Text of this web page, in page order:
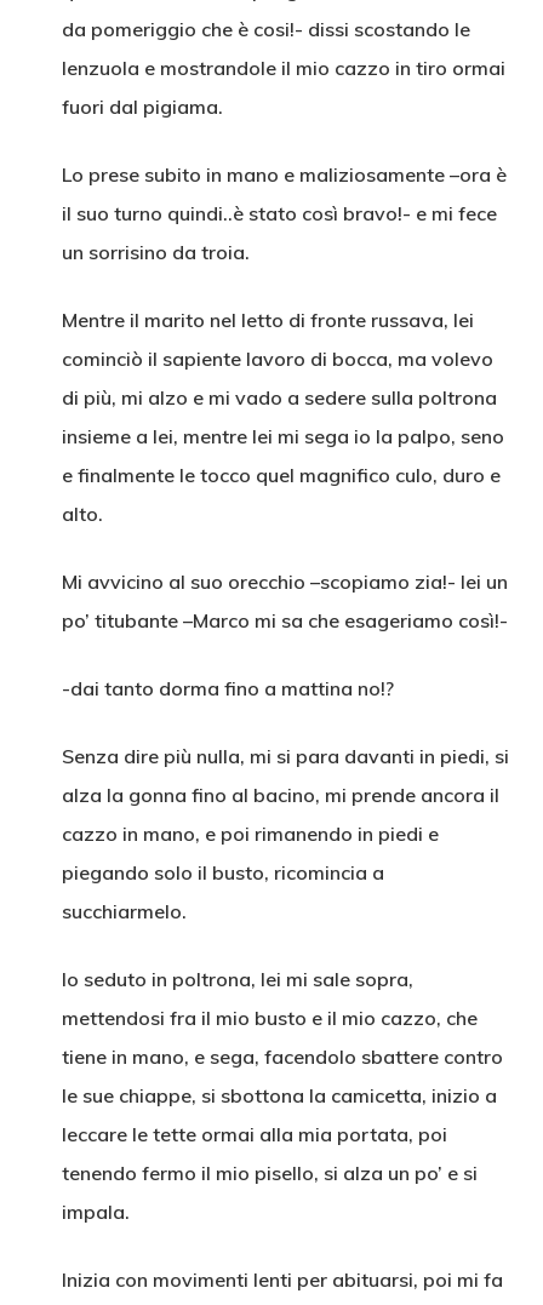
da pomeriggio che è cosi!- dissi scostando le
lenzuola e mostrandole il mio cazzo in tiro ormai
fuori dal pigiama.
Lo prese subito in mano e maliziosamente –ora è
il suo turno quindi..è stato così bravo!- e mi fece
un sorrisino da troia.
Mentre il marito nel letto di fronte russava, lei
cominciò il sapiente lavoro di bocca, ma volevo
di più, mi alzo e mi vado a sedere sulla poltrona
insieme a lei, mentre lei mi sega io la palpo, seno
e finalmente le tocco quel magnifico culo, duro e
alto.
Mi avvicino al suo orecchio –scopiamo zia!- lei un
po’ titubante –Marco mi sa che esageriamo così!-
-dai tanto dorma fino a mattina no!?
Senza dire più nulla, mi si para davanti in piedi, si
alza la gonna fino al bacino, mi prende ancora il
cazzo in mano, e poi rimanendo in piedi e
piegando solo il busto, ricomincia a
succhiarmelo.
Io seduto in poltrona, lei mi sale sopra,
mettendosi fra il mio busto e il mio cazzo, che
tiene in mano, e sega, facendolo sbattere contro
le sue chiappe, si sbottona la camicetta, inizio a
leccare le tette ormai alla mia portata, poi
tenendo fermo il mio pisello, si alza un po’ e si
impala.
Inizia con movimenti lenti per abituarsi, poi mi fa